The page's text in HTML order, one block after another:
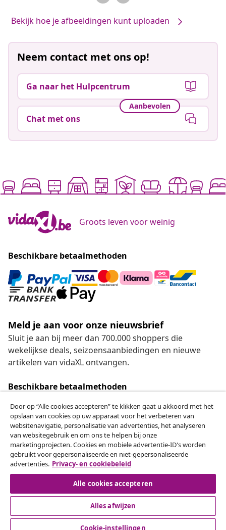
Bekijk hoe je afbeeldingen kunt uploaden
Neem contact met ons op!
Ga naar het Hulpcentrum
Aanbevolen
Chat met ons
Groots leven voor weinig
Beschikbare betaalmethoden
Meld je aan voor onze nieuwsbrief
Sluit je aan bij meer dan 700.000 shoppers die
wekelijkse deals, seizoensaanbiedingen en nieuwe
artikelen van vidaXL ontvangen.
Beschikbare betaalmethoden
Herroeping van de overeenkomst
Een annulering voor je bestelling indienen
Herroeping van de overeenkomst
Klantenservice
Door op “Alle cookies accepteren” te klikken gaat u akkoord met het
opslaan van cookies op uw apparaat voor het verbeteren van
websitenavigatie, personalisatie van advertenties, het analyseren
van websitegebruik en om ons te helpen bij onze
marketingprojecten. Cookies en mobiele advertentie-ID's worden
gebruikt voor gepersonaliseerde en niet-gepersonaliseerde
advertenties. Privacy- en cookiebeleid
Alle cookies accepteren
Alles afwijzen
Cookie-instellingen